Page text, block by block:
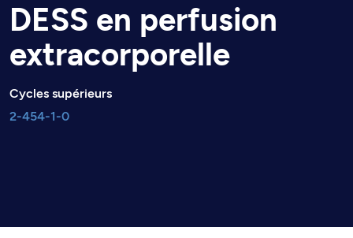
DESS en perfusion
extracorporelle
Cycles supérieurs
2-454-1-0